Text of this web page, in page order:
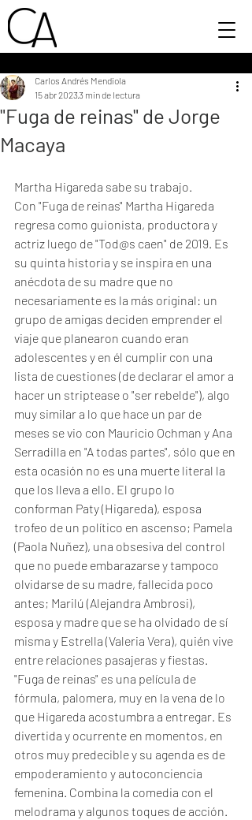
"Fuga de reinas" de Jorge
Macaya
Carlos Andrés Mendiola
15 abr 20233 min de lectura
Martha Higareda sabe su trabajo.
Con "Fuga de reinas" Martha Higareda
regresa como guionista, productora y
actriz luego de "Tod@s caen" de 2019. Es
su quinta historia y se inspira en una
anécdota de su madre que no
necesariamente es la más original: un
grupo de amigas deciden emprender el
viaje que planearon cuando eran
adolescentes y en él cumplir con una
lista de cuestiones (de declarar el amor a
hacer un striptease o "ser rebelde"), algo
muy similar a lo que hace un par de
meses se vio con Mauricio Ochman y Ana
Serradilla en "A todas partes", sólo que en
esta ocasión no es una muerte literal la
que los lleva a ello. El grupo lo
conforman Paty (Higareda), esposa
trofeo de un político en ascenso; Pamela
(Paola Nuñez), una obsesiva del control
que no puede embarazarse y tampoco
olvidarse de su madre, fallecida poco
antes; Marilú (Alejandra Ambrosi),
esposa y madre que se ha olvidado de sí
misma y Estrella (Valeria Vera), quién vive
entre relaciones pasajeras y fiestas.
"Fuga de reinas" es una película de
fórmula, palomera, muy en la vena de lo
que Higareda acostumbra a entregar. Es
divertida y ocurrente en momentos, en
otros muy predecible y su agenda es de
empoderamiento y autoconciencia
femenina. Combina la comedia con el
melodrama y algunos toques de acción.